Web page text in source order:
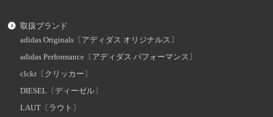
取扱ブランド
adidas Originals〔アディダス オリジナルス〕
adidas Performance〔アディダス パフォーマンス〕
clckr〔クリッカー〕
DIESEL〔ディーゼル〕
LAUT〔ラウト〕